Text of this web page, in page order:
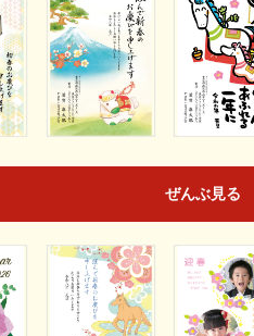
ぜんぶ見る